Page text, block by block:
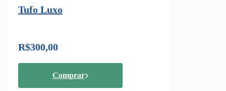
Tufo Luxo
R$300,00
Comprar